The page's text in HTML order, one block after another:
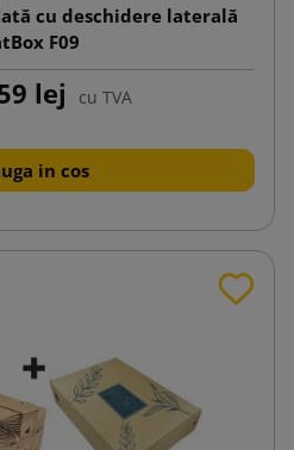
cu deschidere laterală
F09
lej cu TVA
in cos